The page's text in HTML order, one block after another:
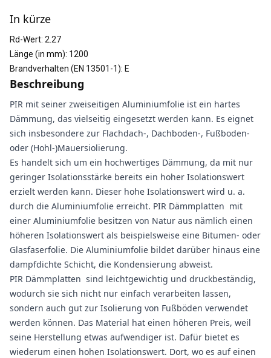
In kürze
Rd-Wert: 2.27
Länge (in mm): 1200
Brandverhalten (EN 13501-1): E
Beschreibung
PIR mit seiner zweiseitigen Aluminiumfolie ist ein hartes
Dämmung, das vielseitig eingesetzt werden kann. Es eignet
sich insbesondere zur Flachdach-, Dachboden-, Fußboden-
oder (Hohl-)Mauersiolierung.
Es handelt sich um ein hochwertiges Dämmung, da mit nur
geringer Isolationsstärke bereits ein hoher Isolationswert
erzielt werden kann. Dieser hohe Isolationswert wird u. a.
durch die Aluminiumfolie erreicht. PIR Dämmplatten mit
einer Aluminiumfolie besitzen von Natur aus nämlich einen
höheren Isolationswert als beispielsweise eine Bitumen- oder
Glasfaserfolie. Die Aluminiumfolie bildet darüber hinaus eine
dampfdichte Schicht, die Kondensierung abweist.
PIR Dämmplatten sind leichtgewichtig und druckbeständig,
wodurch sie sich nicht nur einfach verarbeiten lassen,
sondern auch gut zur Isolierung von Fußböden verwendet
werden können. Das Material hat einen höheren Preis, weil
seine Herstellung etwas aufwendiger ist. Dafür bietet es
wiederum einen hohen Isolationswert. Dort, wo es auf einen